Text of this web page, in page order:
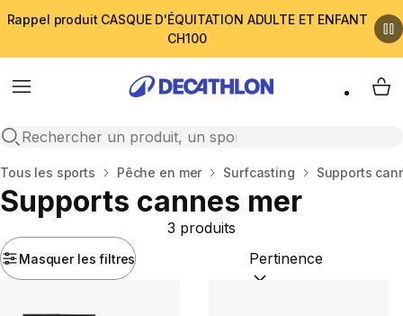
Rappel produit CASQUE D'ÉQUITATION ADULTE ET ENFANT
CH100
Menu
Open search
My
Accueil
Tous les sports Pêche en mer Surfcasting Supports
Supports cannes mer
Masquer les filtres
3 produits
Trier par :(optional)